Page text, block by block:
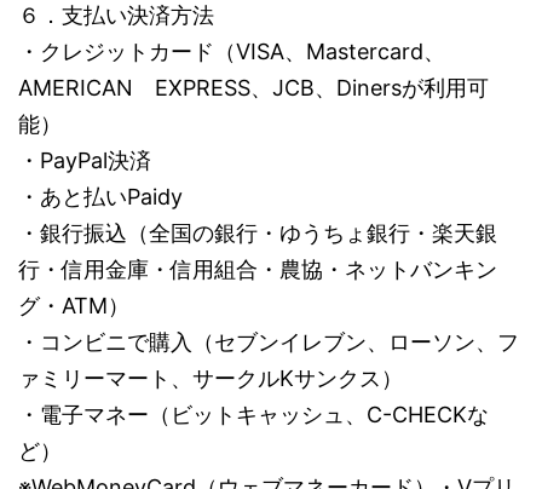
６．支払い決済方法
・クレジットカード（VISA、Mastercard、
AMERICAN EXPRESS、JCB、Dinersが利用可
能）
・PayPal決済
・あと払いPaidy
・銀行振込（全国の銀行・ゆうちょ銀行・楽天銀
行・信用金庫・信用組合・農協・ネットバンキン
グ・ATM）
・コンビニで購入（セブンイレブン、ローソン、フ
ァミリーマート、サークルKサンクス）
・電子マネー（ビットキャッシュ、C-CHECKな
ど）